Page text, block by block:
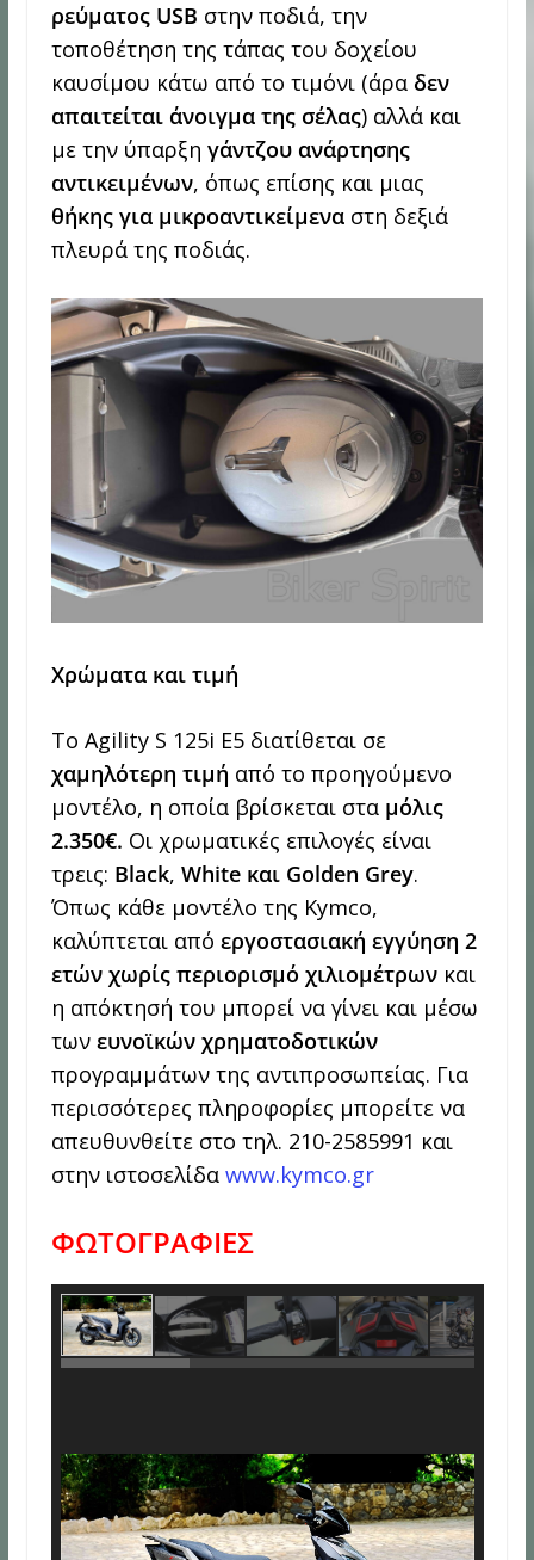
ρεύματος USB στην ποδιά, την
τοποθέτηση της τάπας του δοχείου
καυσίμου κάτω από το τιμόνι (άρα δεν
απαιτείται άνοιγμα της σέλας) αλλά και
με την ύπαρξη γάντζου ανάρτησης
αντικειμένων, όπως επίσης και μιας
θήκης για μικροαντικείμεναστη δεξιά
πλευρά της ποδιάς.
Χρώματα και τιμή
Το Agility S 125i Ε5 διατίθεται σε
χαμηλότερη τιμή από το προηγούμενο
μοντέλο, η οποία βρίσκεται στα μόλις
2.350€. Οι χρωματικές επιλογές είναι
τρεις: Black, White και Golden Grey.
Όπως κάθε μοντέλο της Kymco,
καλύπτεται από εργοστασιακή εγγύηση 2
ετών χωρίς περιορισμό χιλιομέτρωνκαι
η απόκτησή του μπορεί να γίνει και μέσω
των ευνοϊκών χρηματοδοτικών
προγραμμάτων της αντιπροσωπείας. Για
περισσότερες πληροφορίες μπορείτε να
απευθυνθείτε στο τηλ. 210-2585991 και
στην ιστοσελίδα www.kymco.gr
ΦΩΤΟΓΡΑΦΙΕΣ